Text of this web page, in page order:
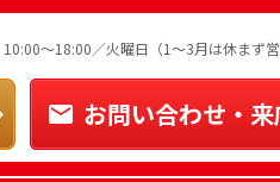
～18:00／火曜日（1～3月は休まず営
お問い合わせ・